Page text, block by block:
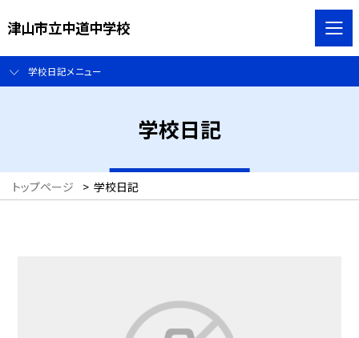
津山市立中道中学校
学校日記メニュー
学校日記
トップページ > 学校日記